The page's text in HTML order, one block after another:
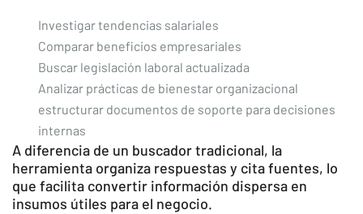
Investigar tendencias salariales
Comparar beneficios empresariales
Buscar legislación laboral actualizada
Analizar prácticas de bienestar organizacional
estructurar documentos de soporte para decisiones
internas
A diferencia de un buscador tradicional, la
herramienta organiza respuestas y cita fuentes, lo
que facilita convertir información dispersa en
insumos útiles para el negocio.